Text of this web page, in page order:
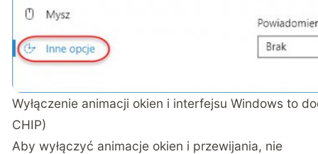
Wyłączenie animacji okien i interfejsu Windows to
CHIP)
Aby wyłączyć animacje okien i przewijania, nie